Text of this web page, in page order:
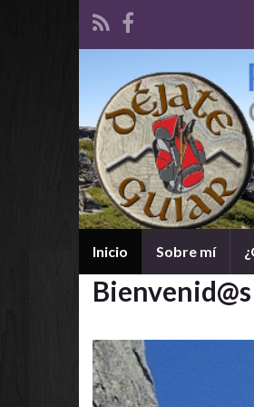
Inicio Sobre mí
Bienvenid@s